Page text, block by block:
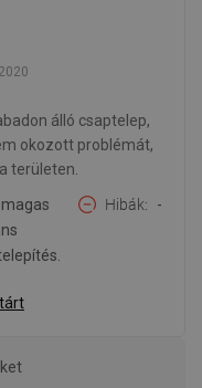
álló csaptelep,
okozott problémát,
területen.
Hibák -